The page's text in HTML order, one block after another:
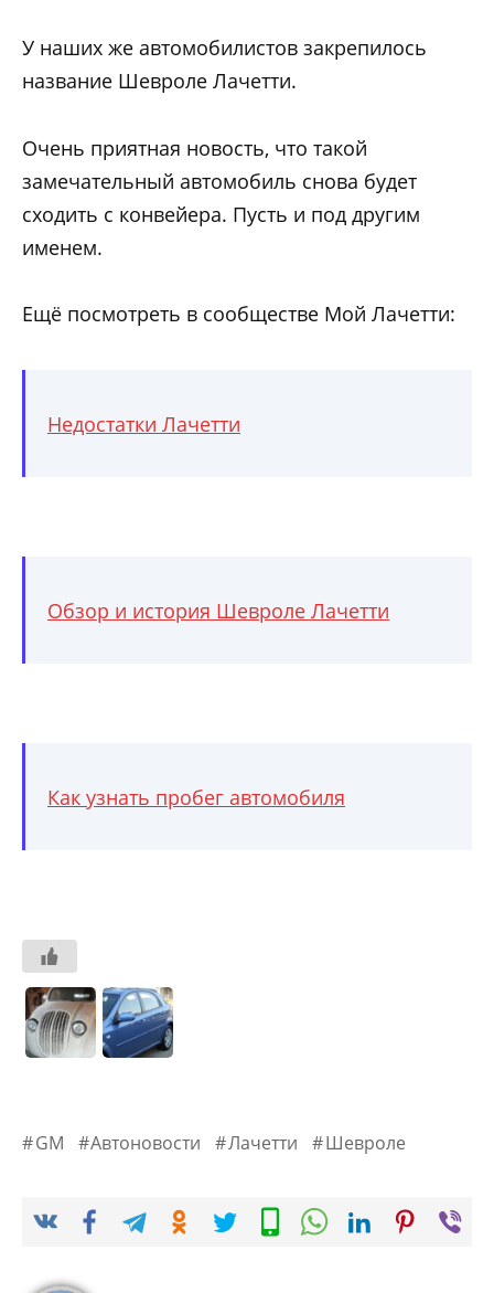
У наших же автомобилистов закрепилось
название Шевроле Лачетти.
Очень приятная новость, что такой
замечательный автомобиль снова будет
сходить с конвейера. Пусть и под другим
именем.
Ещё посмотреть в сообществе Мой Лачетти:
Недостатки Лачетти
Обзор и история Шевроле Лачетти
Как узнать пробег автомобиля
GM Автоновости Лачетти Шевроле